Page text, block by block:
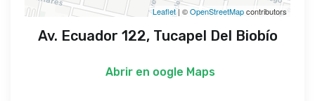
Leaflet | ©OpenStreetMapcontributors
Av. Ecuador 122, Tucapel Del Biobío
Abrir en oogle Maps